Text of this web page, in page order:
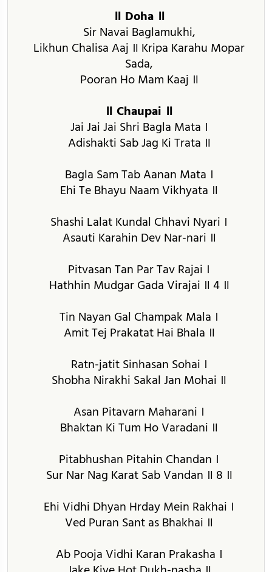
॥ Doha ॥
Sir Navai Baglamukhi,
Likhun Chalisa Aaj ॥ Kripa Karahu Mopar
Sada,
Pooran Ho Mam Kaaj ॥
॥ Chaupai ॥
Jai Jai Jai Shri Bagla Mata ।
Adishakti Sab Jag Ki Trata ॥
Bagla Sam Tab Aanan Mata ।
Ehi Te Bhayu Naam Vikhyata ॥
Shashi Lalat Kundal Chhavi Nyari ।
Asauti Karahin Dev Nar-nari ॥
Pitvasan Tan Par Tav Rajai ।
Hathhin Mudgar Gada Virajai ॥ 4 ॥
Tin Nayan Gal Champak Mala ।
Amit Tej Prakatat Hai Bhala ॥
Ratn-jatit Sinhasan Sohai ।
Shobha Nirakhi Sakal Jan Mohai ॥
Asan Pitavarn Maharani ।
Bhaktan Ki Tum Ho Varadani ॥
Pitabhushan Pitahin Chandan ।
Sur Nar Nag Karat Sab Vandan ॥ 8 ॥
Ehi Vidhi Dhyan Hrday Mein Rakhai ।
Ved Puran Sant as Bhakhai ॥
Ab Pooja Vidhi Karan Prakasha ।